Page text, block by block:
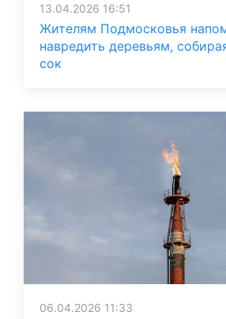
13.04.2026 16:51
Жителям Подмосковья
навредить деревьям,
сок
06.04.2026 11:33